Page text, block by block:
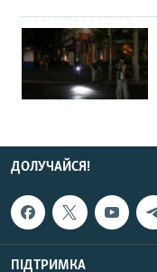
ДОЛУЧАЙСЯ!
ПІДТРИМКА